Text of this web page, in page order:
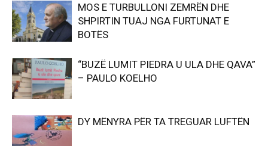
MOS E TURBULLONI ZEMRËN DHE
SHPIRTIN TUAJ NGA FURTUNAT E
BOTËS
“BUZË LUMIT PIEDRA U ULA DHE QAVA”
– PAULO KOELHO
DY MËNYRA PËR TA TREGUAR LUFTËN